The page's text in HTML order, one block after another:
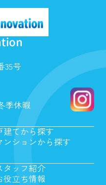
35号
季休暇
建てから探す
ンションから探す
タッフ紹介
役立ち情報